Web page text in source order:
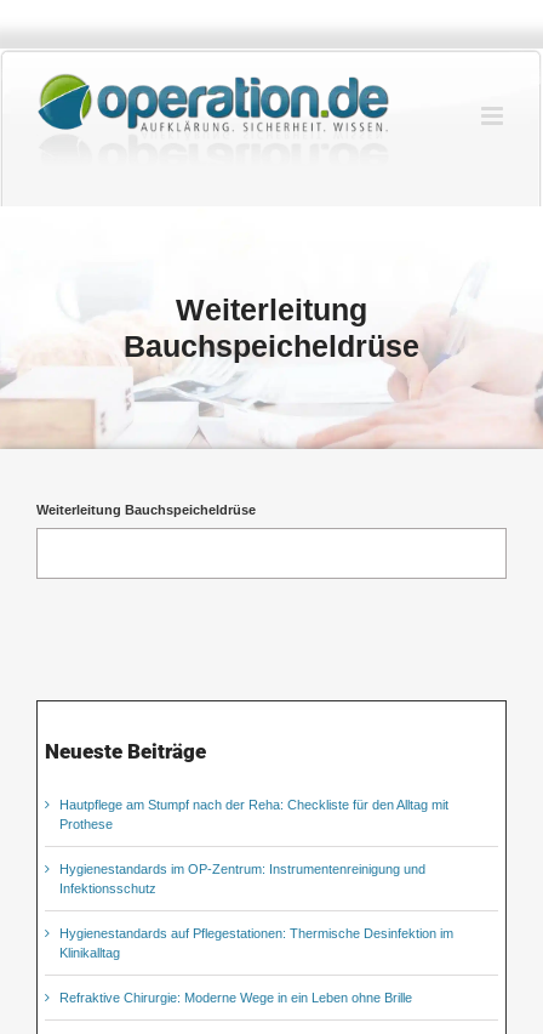
springen
Weiterleitung
Bauchspeicheldrüse
Weiterleitung Bauchspeicheldrüse
Neueste Beiträge
Hautpflege am Stumpf nach der Reha: Checkliste für den Alltag mit
Prothese
Hygienestandards im OP-Zentrum: Instrumentenreinigung und
Infektionsschutz
Hygienestandards auf Pflegestationen: Thermische Desinfektion im
Klinikalltag
Refraktive Chirurgie: Moderne Wege in ein Leben ohne Brille